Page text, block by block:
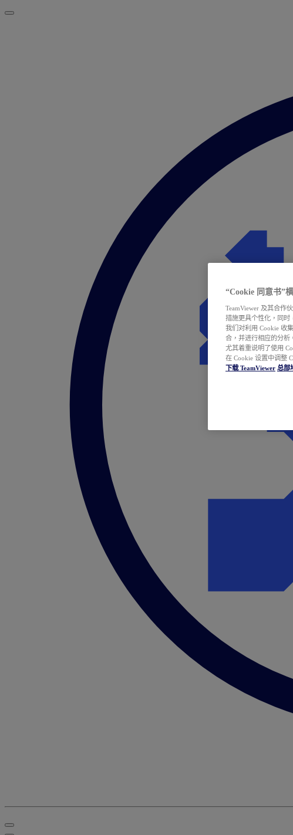
“Cookie 同意书”
TeamViewer 及其合作
措施更具个性化，同时
我们对利用 Cookie 收
合，并进行相应的分析
尤其着重说明了使用
在 Cookie 设置中调整
下载 TeamViewer 总部